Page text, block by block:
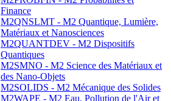
Finance
M2QNSLMT - M2 Quantique, Lumière,
Matériaux et Nanosciences
M2QUANTDEV - M2 Dispositifs
Quantiques
M2SMNO - M2 Science des Matériaux et
des Nano-Objets
M2SOLIDS - M2 Mécanique des Solides
M2WAPE - M2 Eau, Pollution de l'Air et